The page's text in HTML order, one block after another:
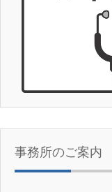
事務所のご案内